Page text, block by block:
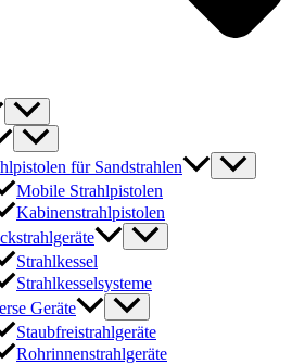
für Sandstrahlen
Mobile Strahlpistolen
Kabinenstrahlpistolen
Strahlkessel
Strahlkesselsysteme
Geräte
Staubfreistrahlgeräte
Rohrinnenstrahlgeräte